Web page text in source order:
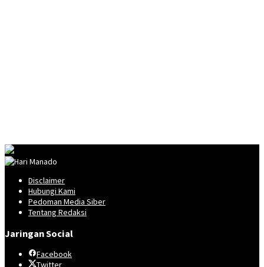
Disclaimer
Hubungi Kami
Pedoman Media Siber
Tentang Redaksi
Jaringan Social
Facebook
Twitter